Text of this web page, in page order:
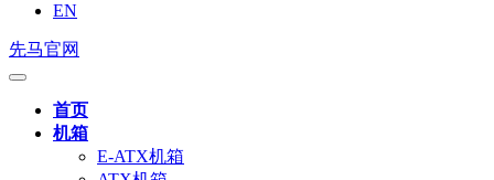
EN
先马官网
首页
机箱
E-ATX机箱